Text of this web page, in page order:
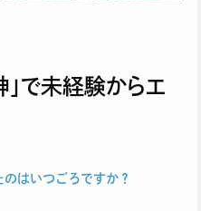
」で未経験からエ
はいつごろですか？